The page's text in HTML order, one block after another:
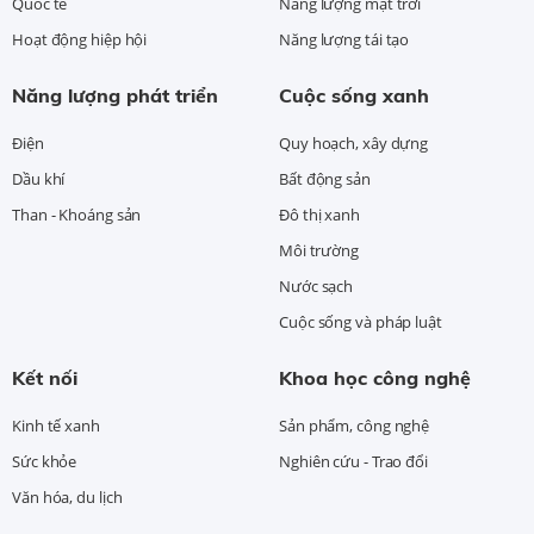
Hoạt động hiệp hội
Năng lượng tái tạo
Năng lượng phát triển
Điện
Dầu khí
Than - Khoáng sản
Cuộc sống xanh
Quy hoạch, xây dựng
Bất động sản
Đô thị xanh
Môi trường
Nước sạch
Cuộc sống và pháp luật
Kết nối
Kinh tế xanh
Sức khỏe
Văn hóa, du lịch
Khoa học công nghệ
Sản phẩm, công nghệ
Nghiên cứu - Trao đổi